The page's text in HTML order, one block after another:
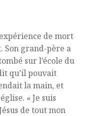
de mort
Son grand-père a
sur l’école du
qu’il pouvait
la main, et
« Je suis
de tout mon